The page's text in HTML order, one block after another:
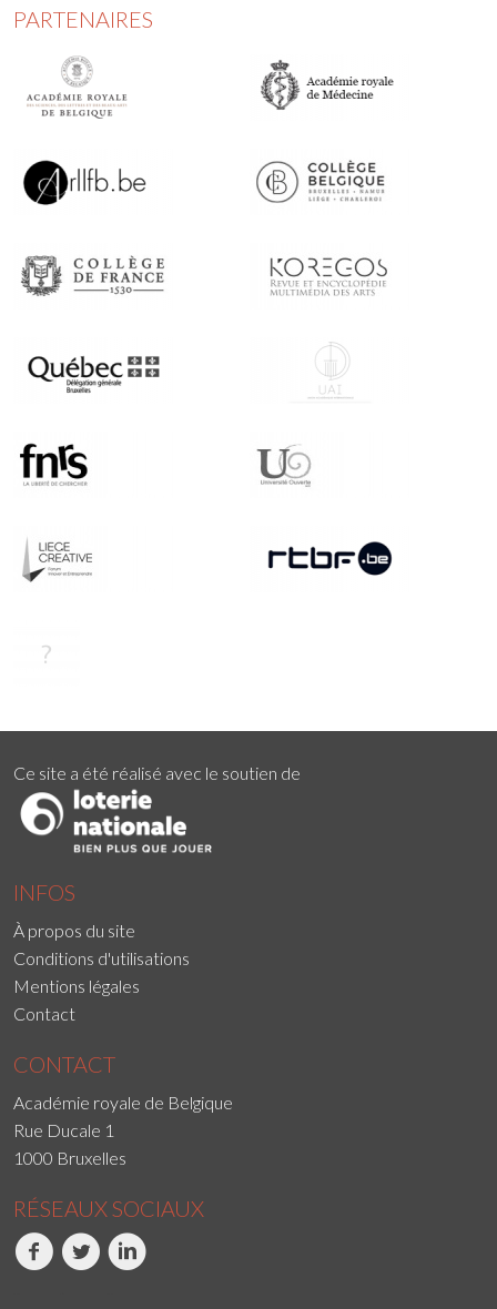
PARTENAIRES
Ce site a été réalisé avec le soutien de
INFOS
À propos du site
Conditions d'utilisations
Mentions légales
Contact
CONTACT
Académie royale de Belgique
Rue Ducale 1
1000 Bruxelles
RÉSEAUX SOCIAUX